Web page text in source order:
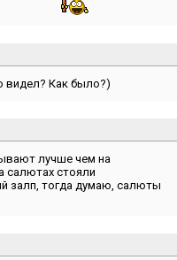
видел? Как было?)
лучше чем на
салютах стояли
залп, тогда думаю, салюты